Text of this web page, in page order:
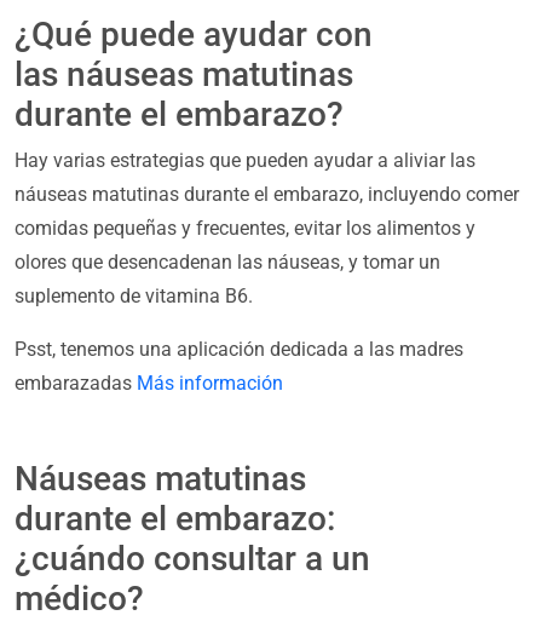
¿Qué puede ayudar con
las náuseas matutinas
durante el embarazo?
Hay varias estrategias que pueden ayudar a aliviar las
náuseas matutinas durante el embarazo, incluyendo comer
comidas pequeñas y frecuentes, evitar los alimentos y
olores que desencadenan las náuseas, y tomar un
suplemento de vitamina B6.
Psst, tenemos una aplicación dedicada a las madres
embarazadas Más información
Náuseas matutinas
durante el embarazo:
¿cuándo consultar a un
médico?